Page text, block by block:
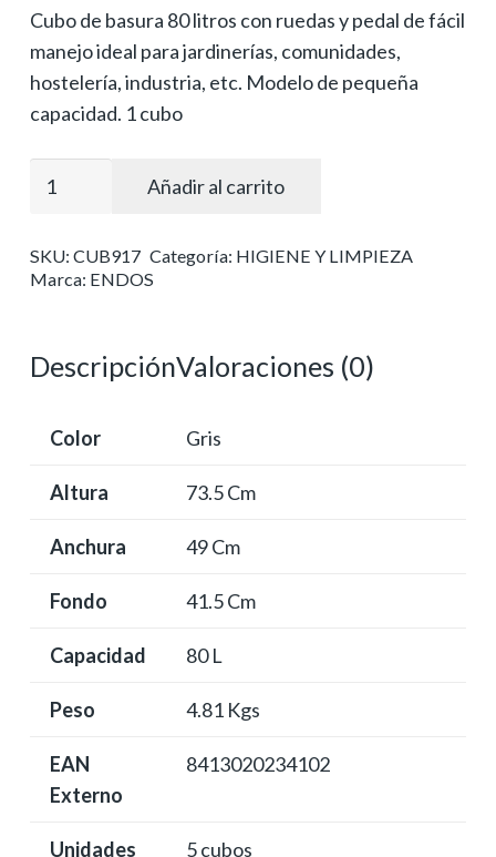
Cubo de basura 80 litros con ruedas y pedal de fácil
manejo ideal para jardinerías, comunidades,
hostelería, industria, etc. Modelo de pequeña
capacidad. 1 cubo
l
y
Añadir al carrito
SKU: CUB917 Categoría: HIGIENE Y LIMPIEZA
Marca: ENDOS
DescripciónValoraciones (0)
Color Gris
Altura 73.5 Cm
Anchura 49 Cm
Fondo 41.5 Cm
Capacidad 80 L
Peso 4.81 Kgs
EAN
Externo
8413020234102
Unidades 5 cubos